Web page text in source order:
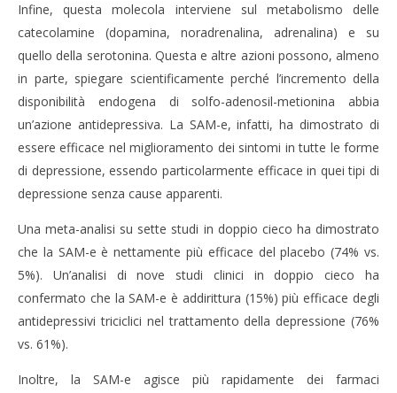
Infine, questa molecola interviene sul metabolismo delle
catecolamine (dopamina, noradrenalina, adrenalina) e su
quello della serotonina. Questa e altre azioni possono, almeno
in parte, spiegare scientificamente perché l’incremento della
disponibilità endogena di solfo-adenosil-metionina abbia
un’azione antidepressiva. La SAM-e, infatti, ha dimostrato di
essere efficace nel miglioramento dei sintomi in tutte le forme
di depressione, essendo particolarmente efficace in quei tipi di
depressione senza cause apparenti.
Una meta-analisi su sette studi in doppio cieco ha dimostrato
che la SAM-e è nettamente più efficace del placebo (74% vs.
5%). Un’analisi di nove studi clinici in doppio cieco ha
confermato che la SAM-e è addirittura (15%) più efficace degli
antidepressivi triciclici nel trattamento della depressione (76%
vs. 61%).
Inoltre, la SAM-e agisce più rapidamente dei farmaci